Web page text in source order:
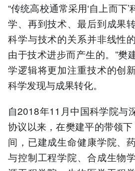
“传统高校通常采用‘自上而下
学、再到技术、最后到成果
科学与技术的关系并非线性
由于技术进步而产生的。”樊
学逻辑将更加注重技术的创
科学发现与成果转化。
自2018年11月中国科学院与
协议以来，在樊建平的带领
间，已建成生命健康学院、
与控制工程学院、合成生物